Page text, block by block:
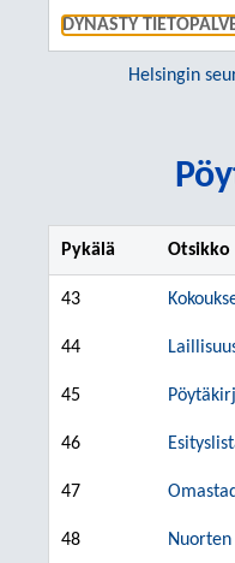
DYNASTY
Helsingin
Pykälä Otsikko
43
44
45
46
47
48